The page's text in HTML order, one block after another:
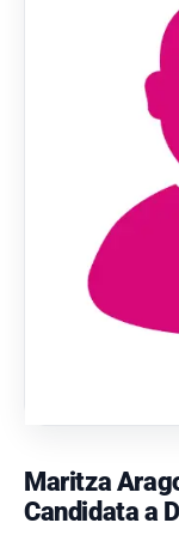
Maritza
Candidata a